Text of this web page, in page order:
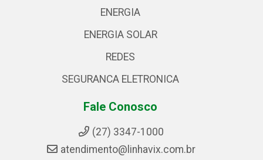
ENERGIA
ENERGIA SOLAR
REDES
SEGURANCA ELETRONICA
Fale Conosco
(27) 3347-1000
atendimento@linhavix.com.br